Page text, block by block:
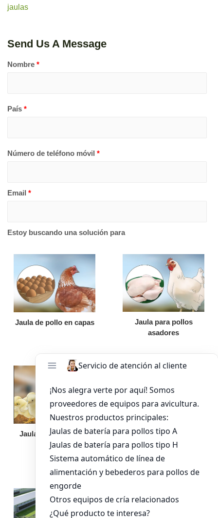
jaulas
Send Us A Message
Nombre *
País *
Número de teléfono móvil *
Email *
Estoy buscando una solución para
Jaula de pollo en capas
Jaula para pollos
asadores
Jaula de pollo pollita
Bandeja de
alimentación para
pollos de engorde